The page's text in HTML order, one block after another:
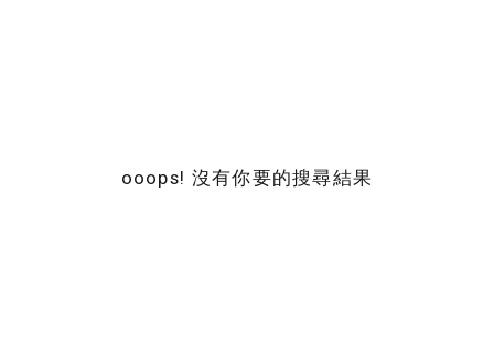
ooops! 沒有你要的搜尋結果